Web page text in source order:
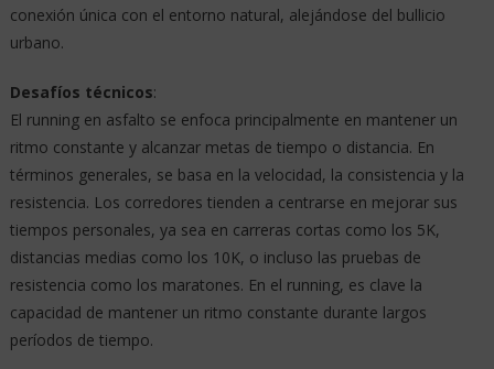
conexión única con el entorno natural, alejándose del bullicio
urbano.
Desafíos técnicos:
El running en asfalto se enfoca principalmente en mantener un
ritmo constante y alcanzar metas de tiempo o distancia. En
términos generales, se basa en la velocidad, la consistencia y la
resistencia. Los corredores tienden a centrarse en mejorar sus
tiempos personales, ya sea en carreras cortas como los 5K,
distancias medias como los 10K, o incluso las pruebas de
resistencia como los maratones. En el running, es clave la
capacidad de mantener un ritmo constante durante largos
períodos de tiempo.